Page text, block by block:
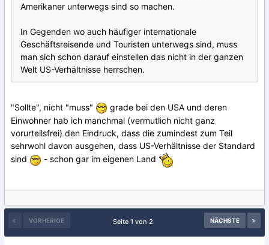
Amerikaner unterwegs sind so machen.
In Gegenden wo auch häufiger internationale
Geschäftsreisende und Touristen unterwegs sind, muss
man sich schon darauf einstellen das nicht in der ganzen
Welt US-Verhältnisse herrschen.
"Sollte", nicht "muss"
grade bei den USA und deren
Einwohner hab ich manchmal (vermutlich nicht ganz
vorurteilsfrei) den Eindruck, dass die zumindest zum Teil
sehrwohl davon ausgehen, dass US-Verhältnisse der Standard
sind
- schon gar im eigenen Land
VORHERIGE NÄCHSTE
Seite 1 von 2